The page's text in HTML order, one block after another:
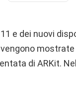
e dei nuovi
di ARKit.